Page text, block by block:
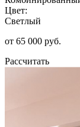
Цвет:
Светлый
от 65 000 руб.
Рассчитать